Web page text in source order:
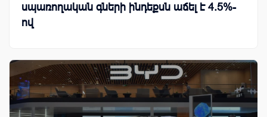
սպառողական գների ինդեքսն աճել է 4.5%-
ով